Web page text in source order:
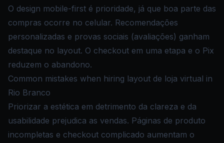
O design mobile-first é prioridade, já que boa parte das
compras ocorre no celular. Recomendações
personalizadas e provas sociais (avaliações) ganham
destaque no layout. O checkout em uma etapa e o Pix
reduzem o abandono.
Common mistakes when hiring layout de loja virtual in
Rio Branco
Priorizar a estética em detrimento da clareza e da
usabilidade prejudica as vendas. Páginas de produto
incompletas e checkout complicado aumentam o